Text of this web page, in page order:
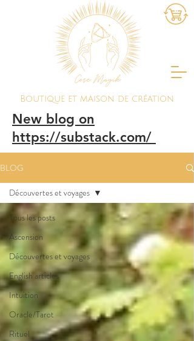
Boutique et maison de création
New blog on
https://substack.com/
BLOG
Tous les posts
Ascension
Découvertes et voyages
English articles
Intuition
Oracle/Tarot
Rituel
Découvertes et voyages